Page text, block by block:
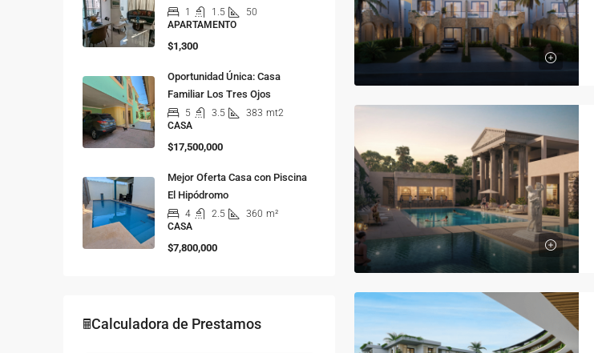
1 1.5
50
APARTAMENTO
$1,300
Oportunidad Única: Casa
Familiar Los Tres Ojos
5 3.5 383 mt2
CASA
$17,500,000
Mejor Oferta Casa con Piscina
El Hipódromo
4 2.5 360 m²
CASA
$7,800,000
🖩Calculadora de Prestamos